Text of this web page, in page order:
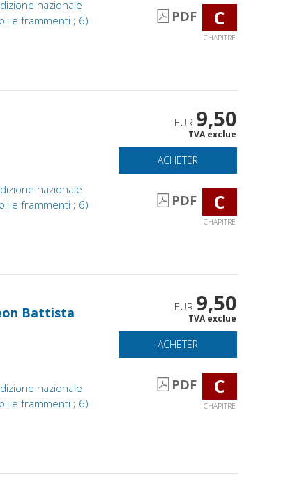
nazionale
e frammenti ; 6)
PDF C
CHAPITRE
nazionale
e frammenti ; 6)
EUR 9,50
TVA exclue
ACHETER
PDF C
CHAPITRE
Battista
nazionale
e frammenti ; 6)
EUR 9,50
TVA exclue
ACHETER
PDF C
CHAPITRE